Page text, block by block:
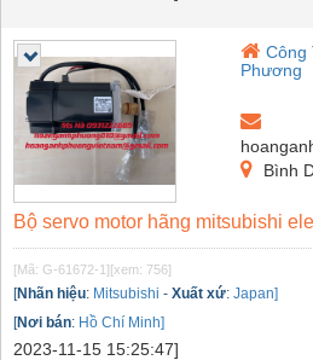
Công
Phương
Bình
Bộ servo motor hãng mitsubishi
[Mã: G-61672-1][xem: 756]
[Nhãn hiệu: Mitsubishi - Xuất xứ: Japan]
[Nơi bán: Hồ Chí Minh]
2023-11-15 15:25:47]